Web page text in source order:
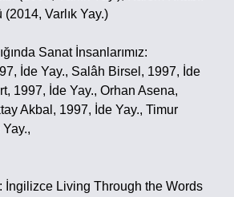
Varlık Yay.)
Sanat İnsanlarımız:
İde Yay., Salâh Birsel, 1997, İde
1997, İde Yay., Orhan Asena,
Akbal, 1997, İde Yay., Timur
İngilizce Living Through the Words